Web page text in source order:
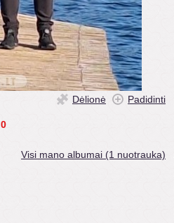
Dėlionė Padidinti
0
Visi mano albumai (1 nuotrauka)